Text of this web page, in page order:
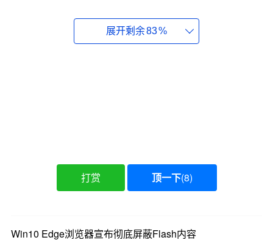
《盛夏芬德拉》一改以往短剧的强冲突、快节奏，
反其道行之以细水长流的情感，抓住人心。
《真千金她是学霸》女主只一门心思读书考大学，
展开剩余83%
打赏 顶一下(8)
Win10 Edge浏览器宣布彻底屏蔽Flash内容